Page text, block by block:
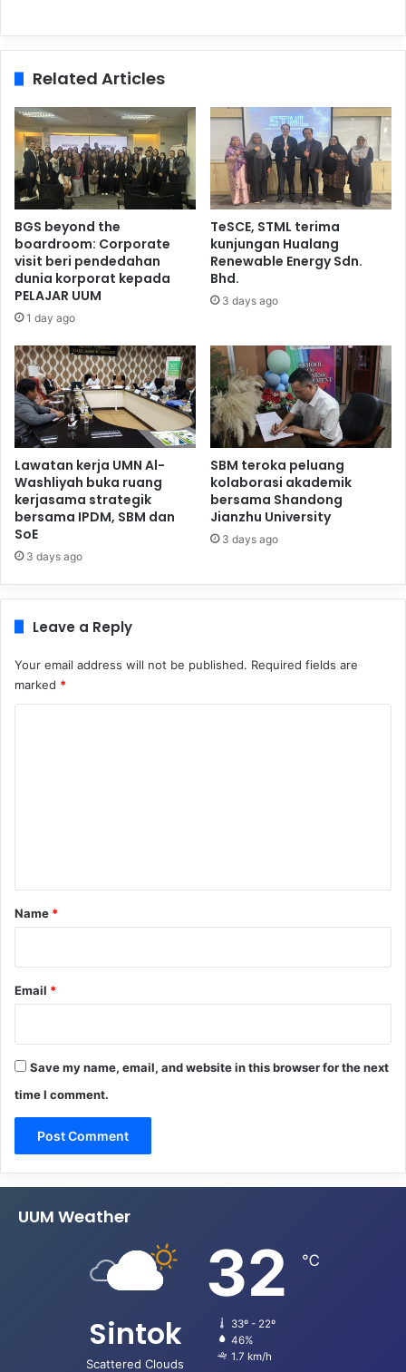
Related Articles
BGS beyond the
boardroom: Corporate
visit beri pendedahan
dunia korporat kepada
PELAJAR UUM
1 day ago
TeSCE, STML terima
kunjungan Hualang
Renewable Energy Sdn.
Bhd.
3 days ago
Lawatan kerja UMN Al-
Washliyah buka ruang
kerjasama strategik
bersama IPDM, SBM dan
SoE
3 days ago
SBM teroka peluang
kolaborasi akademik
bersama Shandong
Jianzhu University
3 days ago
Leave a Reply
Your email address will not be published. Required fields are
marked *
*
Name *
Email *
Save my name, email, and website in this browser for the next
time I comment.
UUM Weather
Sintok
Scattered Clouds
32 ℃
33º - 22º
46%
1.7 km/h